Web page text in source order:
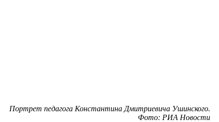
Портрет педагога Константина Дмитриевича Ушинского.
Фото: РИА Новости